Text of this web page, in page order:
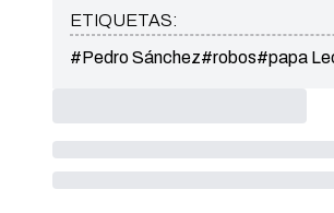
ETIQUETAS:
#Pedro Sánchez#robos#papa